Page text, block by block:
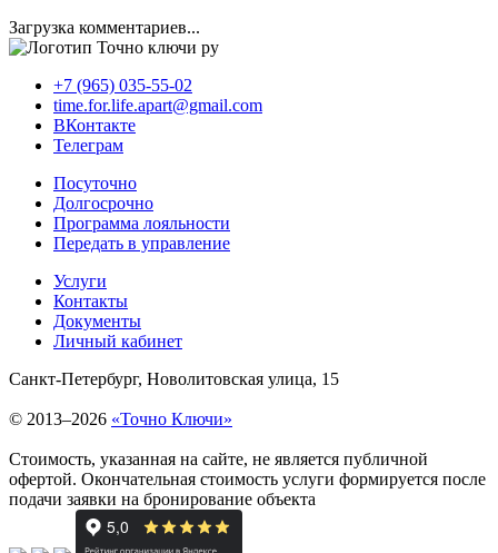
Загрузка комментариев...
+7 (965) 035-55-02
time.for.life.apart@gmail.com
ВКонтакте
Телеграм
Посуточно
Долгосрочно
Программа лояльности
Передать в управление
Услуги
Контакты
Документы
Личный кабинет
Санкт-Петербург, Новолитовская улица, 15
© 2013–2026 «Точно Ключи»
Стоимость, указанная на сайте, не является публичной
офертой. Окончательная стоимость услуги формируется после
подачи заявки на бронирование объекта